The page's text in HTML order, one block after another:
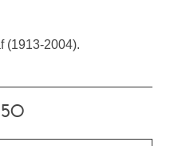
(1913-2004).